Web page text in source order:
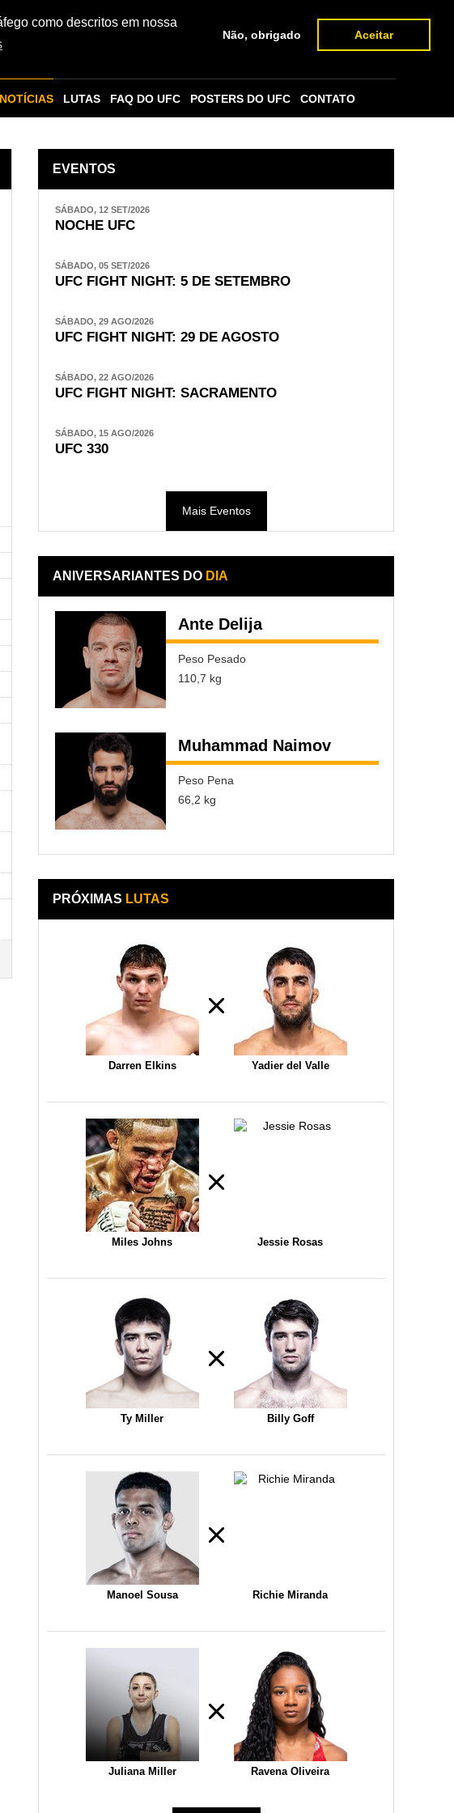
como descritos em nossa
Não, obrigado Aceitar
NOTÍCIAS LUTAS FAQ DO UFC POSTERS DO UFC CONTATO
EVENTOS
SÁBADO, 12 SET/2026
NOCHE UFC
SÁBADO, 05 SET/2026
UFC FIGHT NIGHT: 5 DE SETEMBRO
SÁBADO, 29 AGO/2026
UFC FIGHT NIGHT: 29 DE AGOSTO
SÁBADO, 22 AGO/2026
UFC FIGHT NIGHT: SACRAMENTO
SÁBADO, 15 AGO/2026
UFC 330
Mais Eventos
ANIVERSARIANTES DO DIA
Ante Delija
Peso Pesado
110,7 kg
Muhammad Naimov
Peso Pena
66,2 kg
PRÓXIMAS LUTAS
Darren Elkins Yadier del Valle
Miles Johns Jessie Rosas
Ty Miller Billy Goff
Manoel Sousa Richie Miranda
Juliana Miller Ravena Oliveira